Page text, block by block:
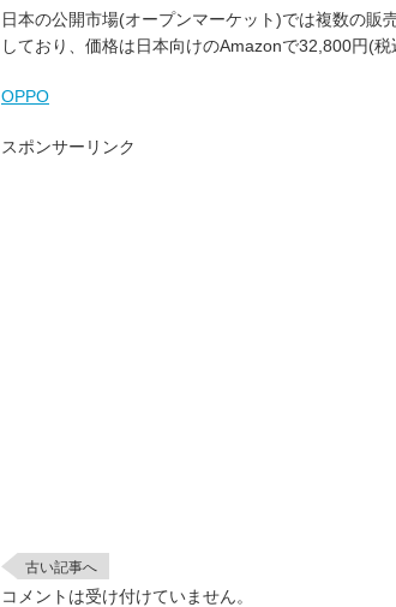
日本の公開市場(オープンマーケット)では複数の販
しており、価格は日本向けのAmazonで32,800円(税
OPPO
スポンサーリンク
古い記事へ
コメントは受け付けていません。